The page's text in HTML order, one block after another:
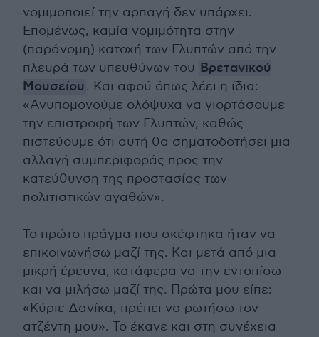
νομιμοποιεί την αρπαγή δεν υπάρχει.
Επομένως, καμία νομιμότητα στην
(παράνομη) κατοχή των Γλυπτών από την
πλευρά των υπευθύνων του Βρετανικού
Μουσείου . Και αφού όπως λέει η ίδια:
«Ανυπομονούμε ολόψυχα να γιορτάσουμε
την επιστροφή των Γλυπτών, καθώς
πιστεύουμε ότι αυτή θα σηματοδοτήσει μια
αλλαγή συμπεριφοράς προς την
κατεύθυνση της προστασίας των
πολιτιστικών αγαθών».
Το πρώτο πράγμα που σκέφτηκα ήταν να
επικοινωνήσω μαζί της. Και μετά από μια
μικρή έρευνα, κατάφερα να την εντοπίσω
και να μιλήσω μαζί της. Πρώτα μου είπε:
«Κύριε Δανίκα, πρέπει να ρωτήσω τον
ατζέντη μου». Το έκανε και στη συνέχεια